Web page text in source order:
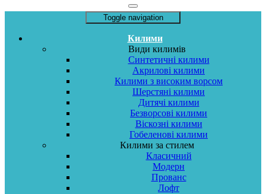
Toggle navigation
Килими
Види килимів
Синтетичні килими
Акрилові килими
Килими з високим ворсом
Шерстяні килими
Дитячі килими
Безворсові килими
Віскозні килими
Гобеленові килими
Килими за стилем
Класичний
Модерн
Прованс
Лофт